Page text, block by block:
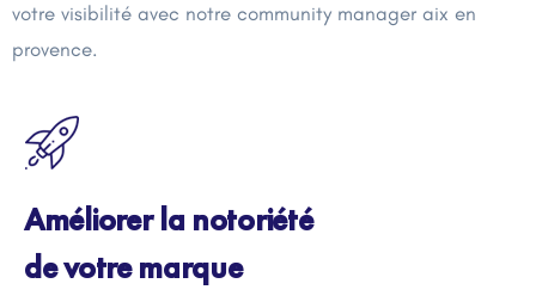
votre visibilité avec notre community manager aix en
provence.
Améliorer la notoriété
de votre marque